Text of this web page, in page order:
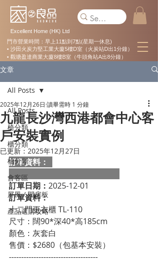
Excellent Home (HK) Ltd
門市營業時間：早上11點到7點(星期一休息)
• 沙田火炭力堅工業大廈5樓D室（火炭站D出1分鐘）
• 觀塘盈達商業大廈8樓B室（牛頭角站A出8分鐘）
文章
All Posts
椅分類
櫃分類
枱分類
會客區
屏風 / 間房板
產品選購攻略
All Posts
九龍長沙灣西港都會中心客
戶安裝實例
2025年12月26日 讀畢需時 1 分鐘
已更新：2025年12月27日
訂單資料：
訂單日期： 2025-12-01
訂單資料：
十二門更衣櫃 TL-110
尺寸：闊90*深40*高185cm
顏色：灰套白
售價：$2680（包基本安裝）
------------------------------------